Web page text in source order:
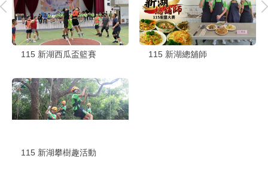
115 新湖西瓜盃籃賽 115 新湖總舖師
115 新湖攀樹趣活動